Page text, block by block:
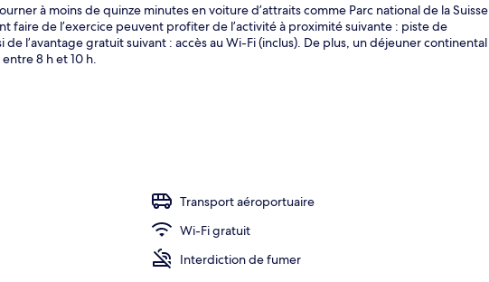
à moins de quinze minutes en voiture d’attraits comme Parc national de la Suisse
faire de l’exercice peuvent profiter de l’activité à proximité suivante : piste de
l’avantage gratuit suivant : accès au Wi-Fi (inclus). De plus, un déjeuner continental
8 h et 10 h.
Transport aéroportuaire
Wi-Fi gratuit
Interdiction de fumer